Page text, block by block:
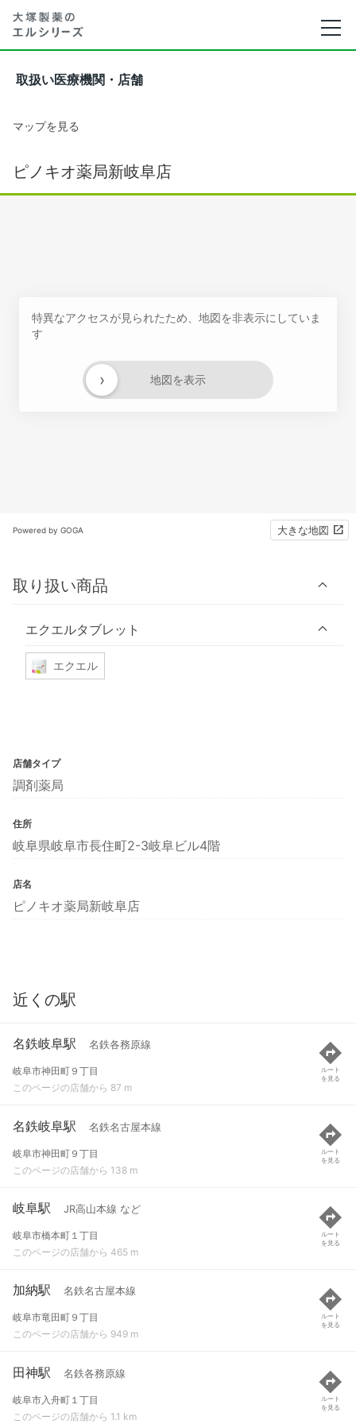
取扱い医療機関・店舗
マップを見る
ピノキオ薬局新岐阜店
特異なアクセスが見られたため、地図を非表示にしていま
す
地図を表示
›
Powered by GOGA 大きな地図
取り扱い商品
エクエルタブレット
エクエル
店舗タイプ
調剤薬局
住所
岐阜県岐阜市長住町2-3岐阜ビル4階
店名
ピノキオ薬局新岐阜店
近くの駅
名鉄岐阜駅 名鉄各務原線
岐阜市神田町９丁目
このページの店舗から 87 m
ルート
を見る
名鉄岐阜駅 名鉄名古屋本線
岐阜市神田町９丁目
このページの店舗から 138 m
ルート
を見る
岐阜駅 JR高山本線 など
岐阜市橋本町１丁目
このページの店舗から 465 m
ルート
を見る
加納駅 名鉄名古屋本線
岐阜市竜田町９丁目
このページの店舗から 949 m
ルート
を見る
田神駅 名鉄各務原線
岐阜市入舟町１丁目
このページの店舗から 1.1 km
ルート
を見る